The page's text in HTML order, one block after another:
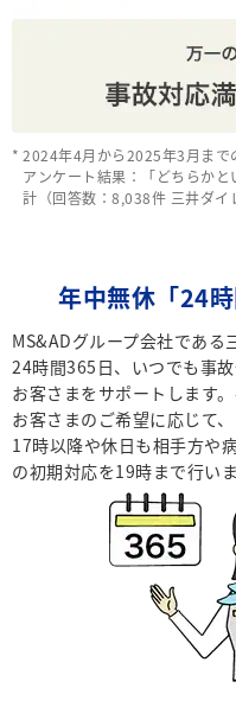
2024年4月から2025年3月まで
アンケート結果：「どちらか
計（回答数：8,038件 三井ダイ
年中無休「24
MS&ADグループ会社である
24時間365日、いつでも事故
お客さまをサポートします
お客さまのご希望に応じて、
17時以降や休日も相手方や
の初期対応を19時まで行いま